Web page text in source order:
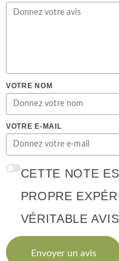
VOTRE NOM
VOTRE E-MAIL
CETTE NOTE
PROPRE
VÉRITABLE
Envoyer un avis